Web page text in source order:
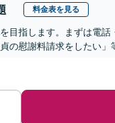
料金表を見る
目指します。まずは電
の慰謝料請求をしたい」